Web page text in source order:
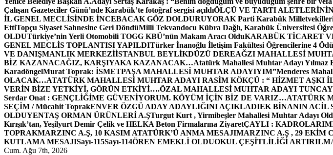
Çalışan Gazeteciler Günü’nde Karabük’te fotoğraf sergisi açıldıÖLÇÜ VE TARTI
İL GENEL MECLİSİNDE İNCEBACAK GÖZ DOLDURUYORAK Parti Karabük
EttiTopçu Siyaset Sahnesine Geri DöndüMilli Tekvandocu Kübra Dağlı, Karabük Üniversitesi
OLDUTürkiye’nin Yerli Otomobili TOGG KBÜ’nün Makam Aracı OlduKARABÜK TİCARET
GENEL MECLİS TOPLANTISI YAPILDITürker İnanoğlu İletişim Fakültesi Öğrencilerine 4
VE DANIŞMANLIK MERKEZİİSTANBUL BEYLİKDÜZÜ DEREAĞZI MAHALLESİ
BİZ KAZANACAĞIZ, KARŞIYAKA KAZANACAK…Atatürk Mahallesi Muhtar Adayı
KaradöngelMurat Toprak: İSMETPAŞA MAHALLESİ MUHTAR ADAYIYIM”Menderes
OLACAK…ATATÜRK MAHALLESİ MUHTAR ADAYI RASİM KÖKÇÜ : “ HİZMET AŞKI
VERİN BİZE YETKİYİ, GÖRÜN ETKİYİ….ÖZAL MAHALLESİ MUHTAR ADAYI
Serdar Onat : GENÇLİĞİME GÜVENİYORUM. KÖYÜM İÇİN BİZ DE VARIZ…ATATÜRK
SEÇİM / Mücahit ToprakENVER ÖZGÜ ADAY ADAYLIĞINI AÇIKLADIEK BİNANIN ACİL
OLDUYENTAŞ ORMAN ÜRÜNLERİ A.ŞTurgut Kurt , Yirmibeşler Mahallesi Muhtar Adayı
Kırışık’tan, Yeşilyurt Demir Çelik ve HELKA Beton Firmalarına ZiyaretÇAYLI :
TOPRAKMARZINC A.Ş, 10 KASIM ATATÜRK’Ü ANMA MESAJIMARZINC A.Ş , 29 EKİM
KUTLAMA MESAJISayı-115Sayı-114ÖREN EMEKLİ OLDUOKUL ÇEŞİTLİLİĞİ
Cum. Ağu 7th, 2026